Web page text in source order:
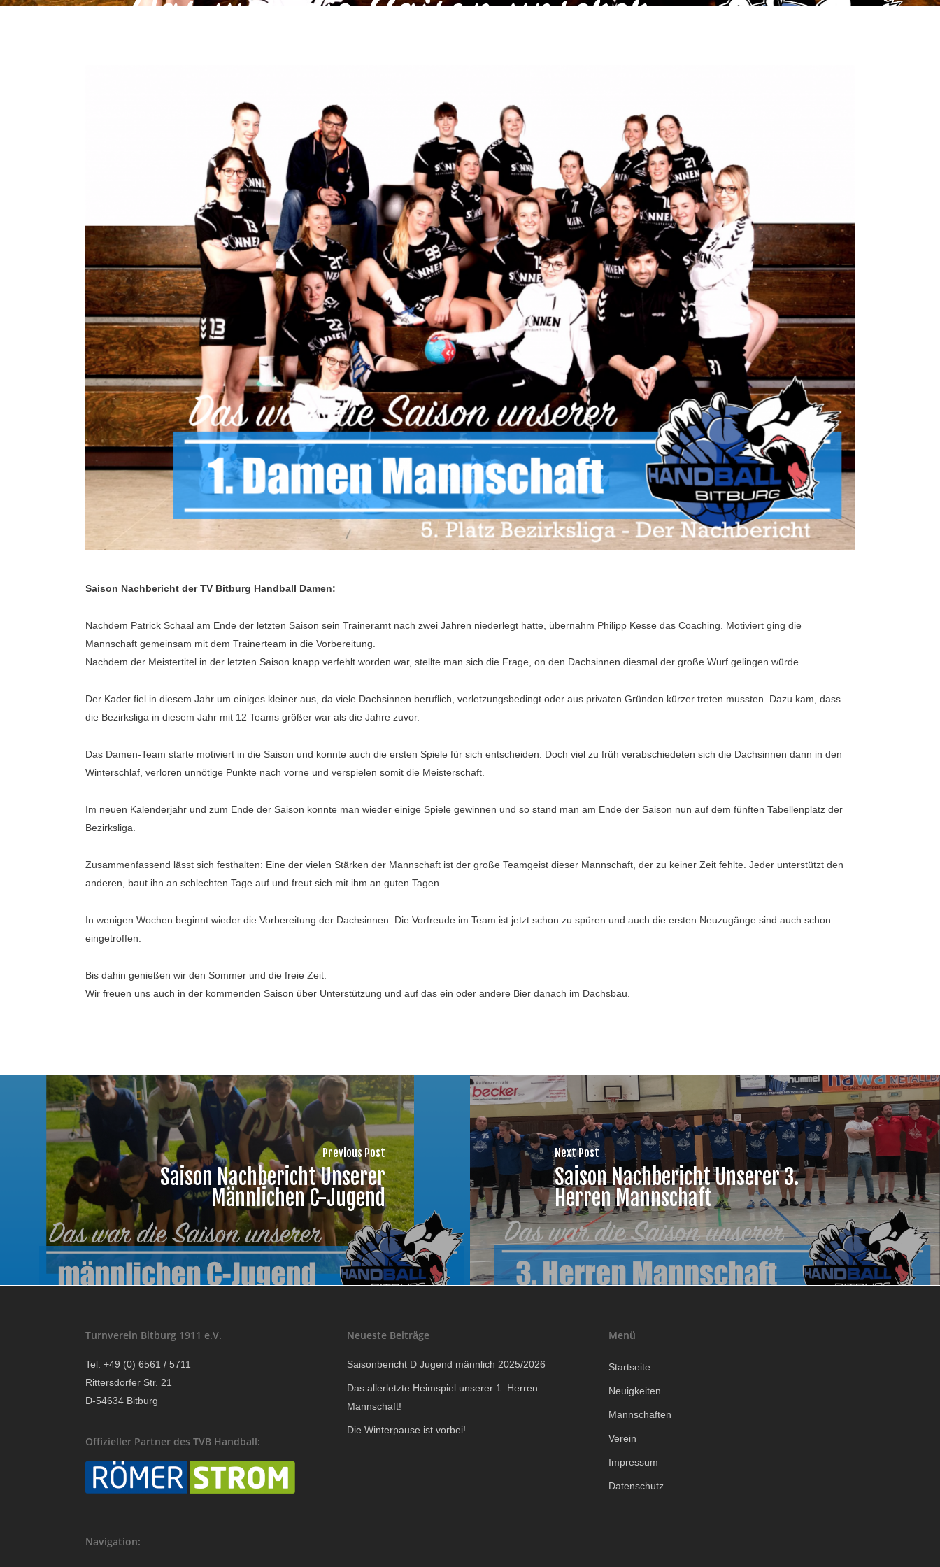
Saison Nachbericht der TV Bitburg Handball Damen:
Nachdem Patrick Schaal am Ende der letzten Saison sein Traineramt nach zwei Jahren niederlegt hatte, übernahm Philipp Kesse das Coaching. Motiviert ging die
Mannschaft gemeinsam mit dem Trainerteam in die Vorbereitung.
Nachdem der Meistertitel in der letzten Saison knapp verfehlt worden war, stellte man sich die Frage, on den Dachsinnen diesmal der große Wurf gelingen würde.
Der Kader fiel in diesem Jahr um einiges kleiner aus, da viele Dachsinnen beruflich, verletzungsbedingt oder aus privaten Gründen kürzer treten mussten. Dazu kam, dass
die Bezirksliga in diesem Jahr mit 12 Teams größer war als die Jahre zuvor.
Das Damen-Team starte motiviert in die Saison und konnte auch die ersten Spiele für sich entscheiden. Doch viel zu früh verabschiedeten sich die Dachsinnen dann in den
Winterschlaf, verloren unnötige Punkte nach vorne und verspielen somit die Meisterschaft.
Im neuen Kalenderjahr und zum Ende der Saison konnte man wieder einige Spiele gewinnen und so stand man am Ende der Saison nun auf dem fünften Tabellenplatz der
Bezirksliga.
Zusammenfassend lässt sich festhalten: Eine der vielen Stärken der Mannschaft ist der große Teamgeist dieser Mannschaft, der zu keiner Zeit fehlte. Jeder unterstützt den
anderen, baut ihn an schlechten Tage auf und freut sich mit ihm an guten Tagen.
In wenigen Wochen beginnt wieder die Vorbereitung der Dachsinnen. Die Vorfreude im Team ist jetzt schon zu spüren und auch die ersten Neuzugänge sind auch schon
eingetroffen.
Bis dahin genießen wir den Sommer und die freie Zeit.
Wir freuen uns auch in der kommenden Saison über Unterstützung und auf das ein oder andere Bier danach im Dachsbau.
Previous Post
Saison Nachbericht Unserer
Männlichen C-Jugend
Next Post
Saison Nachbericht Unserer 3.
Herren Mannschaft
Turnverein Bitburg 1911 e.V.
Tel. +49 (0) 6561 / 5711
Rittersdorfer Str. 21
D-54634 Bitburg
Offizieller Partner des TVB Handball:
Navigation:
Neueste Beiträge
Saisonbericht D Jugend männlich 2025/2026
Das allerletzte Heimspiel unserer 1. Herren
Mannschaft!
Die Winterpause ist vorbei!
Menü
Startseite
Neuigkeiten
Mannschaften
Verein
Impressum
Datenschutz